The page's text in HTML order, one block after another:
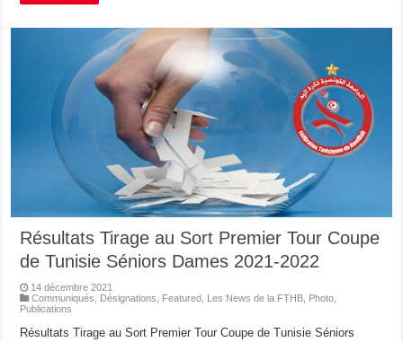
Résultats Tirage au Sort Premier Tour Coupe
de Tunisie Séniors Dames 2021-2022
14 décembre 2021
Communiqués, Désignations, Featured, Les News de la FTHB, Photo,
Publications
Résultats Tirage au Sort Premier Tour Coupe de Tunisie Séniors